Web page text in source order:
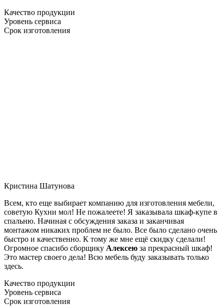
Качество продукции
Уровень сервиса
Срок изготовления
Кристина Шатунова
Всем, кто еще выбирает компанию для изготовления мебели,
советую Кухни мол! Не пожалеете! Я заказывала шкаф-купе в
спальню. Начиная с обсуждения заказа и заканчивая
монтажом никаких проблем не было. Все было сделано очень
быстро и качественно. К тому же мне ещё скидку сделали!
Огромное спасибо сборщику Алексею за прекрасный шкаф!
Это мастер своего дела! Всю мебель буду заказывать только
здесь.
Качество продукции
Уровень сервиса
Срок изготовления